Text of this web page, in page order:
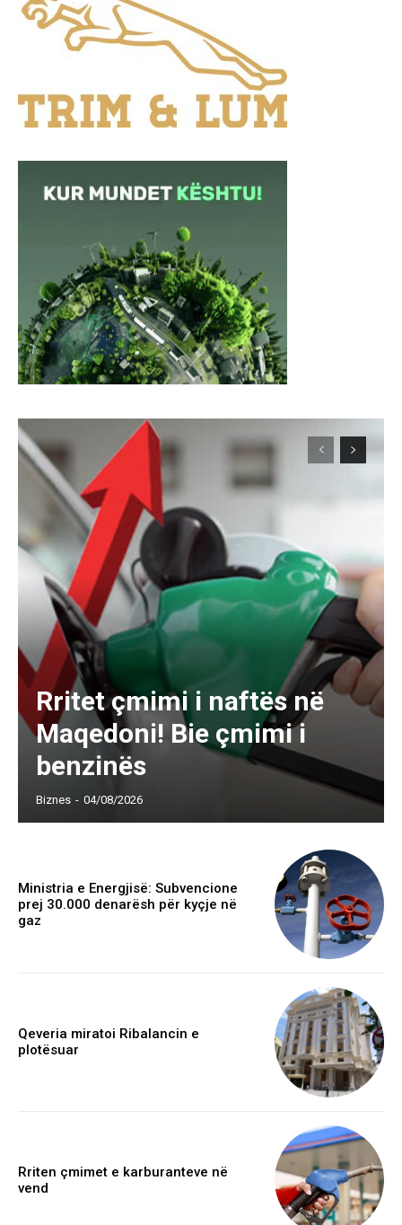
Rritet çmimi i naftës në
Maqedoni! Bie çmimi i
benzinës
Biznes - 04/08/2026
Ministria e Energjisë: Subvencione
prej 30.000 denarësh për kyçje në
gaz
Qeveria miratoi Ribalancin e
plotësuar
Rriten çmimet e karburanteve në
vend